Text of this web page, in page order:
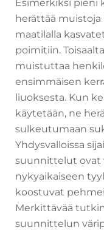
Esimerkiksi pieni
herättää muistoja
maatilalla
poimitiin.
muistuttaa
ensimmäisen
liuoksesta. Kun
käytetään, ne
sulkeutumaan
Yhdysvalloissa
suunnittelut ovat
nykyaikaiseen
koostuvat
Merkittävää
suunnittelun